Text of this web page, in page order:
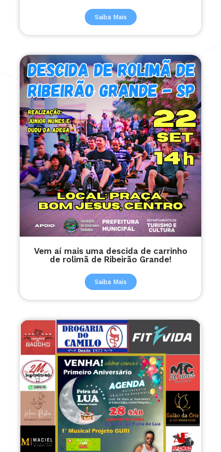
Saiba Mais
Vem aí mais uma descida de carrinho
de rolimã de Ribeirão Grande!
Saiba Mais